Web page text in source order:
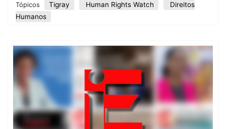
Tópicos Tigray Human Rights Watch
Direitos
Humanos